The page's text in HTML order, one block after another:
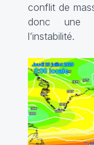
conflit de
donc une
l’instabilité.